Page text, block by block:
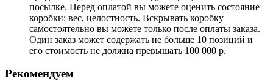
посылке. Перед оплатой вы можете оценить состояние
коробки: вес, целостность. Вскрывать коробку
самостоятельно вы можете только после оплаты заказа.
Один заказ может содержать не больше 10 позиций и
его стоимость не должна превышать 100 000 р.
Рекомендуем